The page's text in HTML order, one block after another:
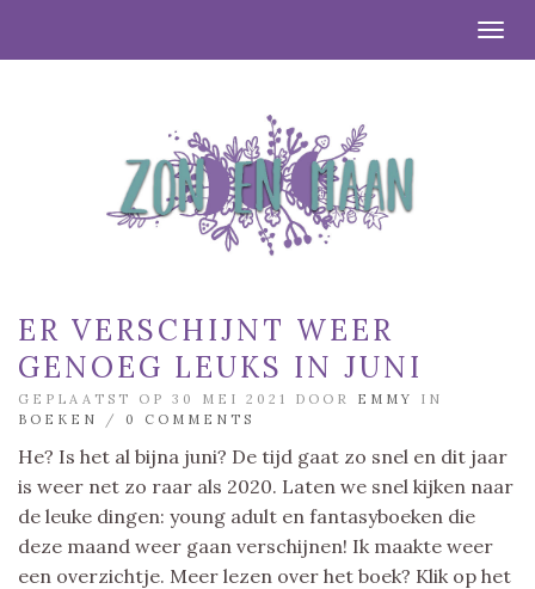
ER VERSCHIJNT WEER
GENOEG LEUKS IN JUNI
GEPLAATST OP 30 MEI 2021 DOOR EMMY
IN
BOEKEN
/ 0 COMMENTS
He? Is het al bijna juni? De tijd gaat zo snel en dit jaar
is weer net zo raar als 2020. Laten we snel kijken naar
de leuke dingen: young adult en fantasyboeken die
deze maand weer gaan verschijnen! Ik maakte weer
een overzichtje. Meer lezen over het boek? Klik op het